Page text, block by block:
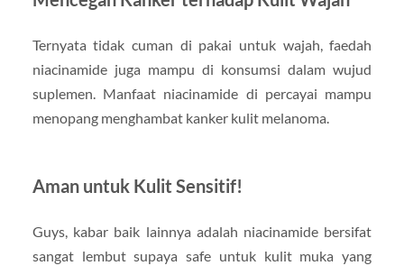
Ternyata tidak cuman di pakai untuk wajah, faedah
niacinamide juga mampu di konsumsi dalam wujud
suplemen. Manfaat niacinamide di percayai mampu
menopang menghambat kanker kulit melanoma.
Aman untuk Kulit Sensitif!
Guys, kabar baik lainnya adalah niacinamide bersifat
sangat lembut supaya safe untuk kulit muka yang